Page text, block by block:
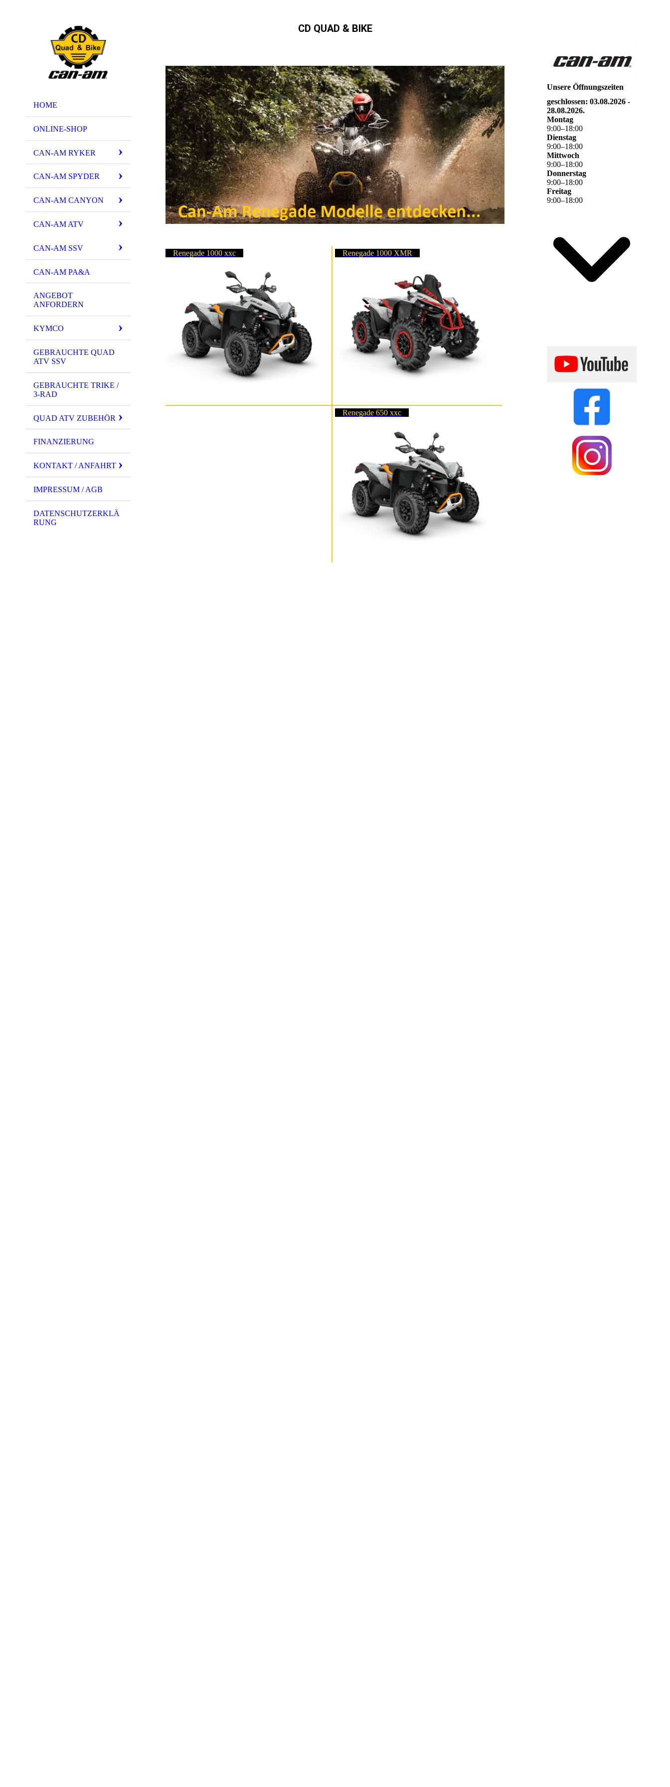
HOME
ONLINE-SHOP
CAN-AM RYKER
CAN-AM SPYDER
CAN-AM CANYON
CAN-AM ATV
CAN-AM SSV
CAN-AM PA&A
ANGEBOT
ANFORDERN
KYMCO
GEBRAUCHTE QUAD
ATV SSV
GEBRAUCHTE TRIKE /
3-RAD
QUAD ATV ZUBEHÖR
FINANZIERUNG
KONTAKT / ANFAHRT
IMPRESSUM / AGB
DATENSCHUTZERKLÄ
RUNG
CD QUAD & BIKE
Renegade 1000 xxc Renegade 1000 XMR
Renegade 650 xxc
Unsere Öffnungszeiten
geschlossen: 03.08.2026 -
28.08.2026.
Montag
9:00–18:00
Dienstag
9:00–18:00
Mittwoch
9:00–18:00
Donnerstag
9:00–18:00
Freitag
9:00–18:00